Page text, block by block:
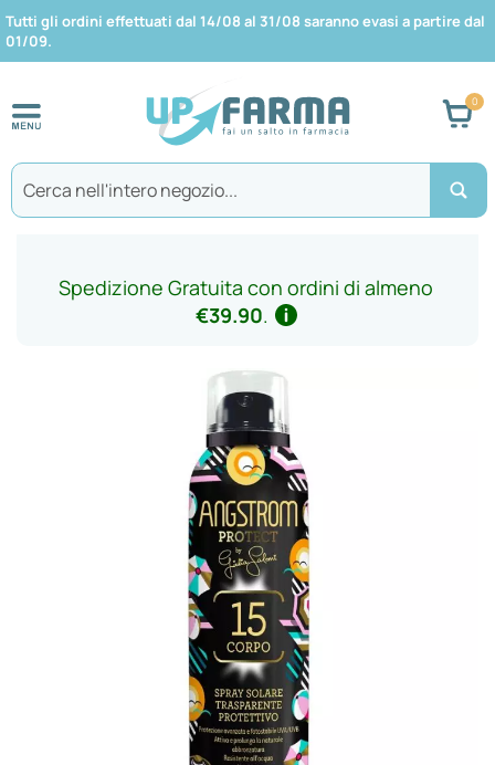
Tutti gli ordini effettuati dal 14/08 al 31/08 saranno evasi a partire dal
01/09.
Spedizione Gratuita con ordini di almeno
€39.90.